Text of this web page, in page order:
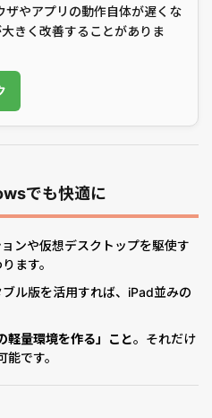
ザやアプリの動作自体が遅くな
きく改善することがありま
でも快適に
ンや仮想デスクトップを駆使す
ます。
ル版を活用すれば、iPad並みの
軽量環境を作る」こと。それだけ
です。